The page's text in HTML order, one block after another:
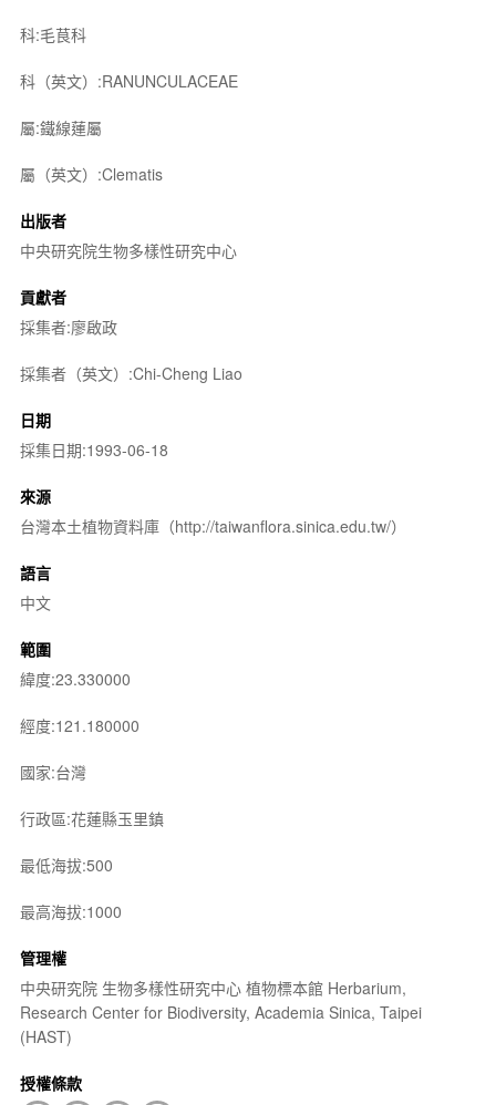
科:毛茛科
科（英文）:RANUNCULACEAE
屬:鐵線蓮屬
屬（英文）:Clematis
出版者
中央研究院生物多樣性研究中心
貢獻者
採集者:廖啟政
採集者（英文）:Chi-Cheng Liao
日期
採集日期:1993-06-18
來源
台灣本土植物資料庫（http://taiwanflora.sinica.edu.tw/）
語言
中文
範圍
緯度:23.330000
經度:121.180000
國家:台灣
行政區:花蓮縣玉里鎮
最低海拔:500
最高海拔:1000
管理權
中央研究院 生物多樣性研究中心 植物標本館 Herbarium,
Research Center for Biodiversity, Academia Sinica, Taipei
(HAST)
授權條款